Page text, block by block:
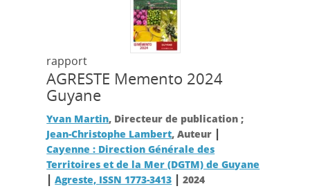
rapport
AGRESTE Memento 2024
Guyane
Yvan Martin, Directeur de publication ;
Jean-Christophe Lambert, Auteur |
Cayenne : Direction Générale des
Territoires et de la Mer (DGTM) de Guyane
|Agreste, ISSN 1773-3413 |2024